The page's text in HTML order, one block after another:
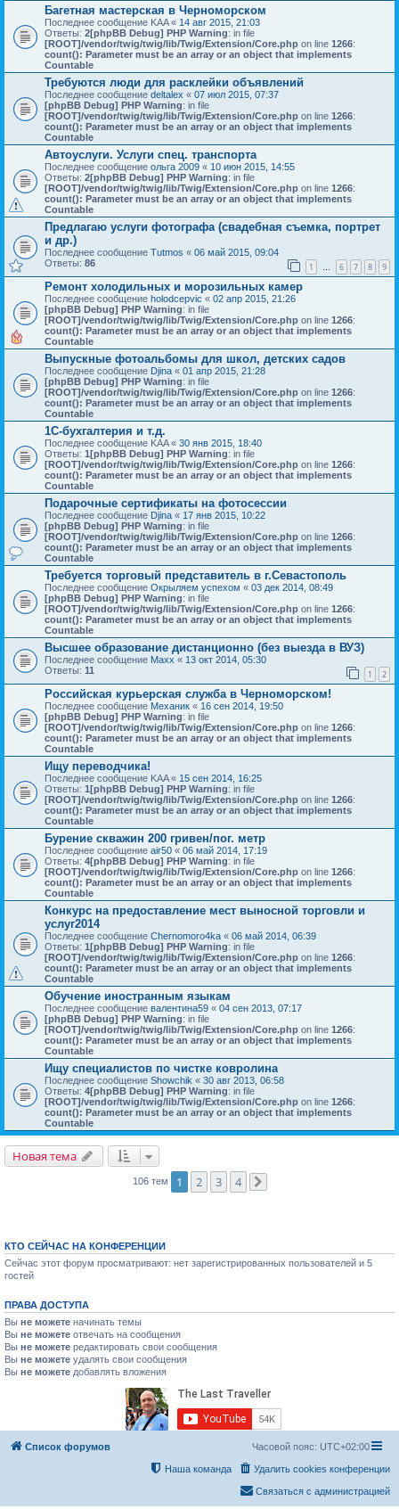
Багетная мастерская в Черноморском
Последнее сообщение KAA« 14 авг 2015, 21:03
Ответы: 2[phpBB Debug] PHP Warning: in file
[ROOT]/vendor/twig/twig/lib/Twig/Extension/Core.php on line 1266:
count(): Parameter must be an array or an object that implements
Countable
Требуются люди для расклейки объявлений
Последнее сообщение deltalex « 07 июл 2015, 07:37
[phpBB Debug] PHP Warning: in file
[ROOT]/vendor/twig/twig/lib/Twig/Extension/Core.php on line 1266:
count(): Parameter must be an array or an object that implements
Countable
Автоуслуги. Услуги спец. транспорта
Последнее сообщение ольга 2009 « 10 июн 2015, 14:55
Ответы: 2[phpBB Debug] PHP Warning: in file
[ROOT]/vendor/twig/twig/lib/Twig/Extension/Core.php on line 1266:
count(): Parameter must be an array or an object that implements
Countable
Предлагаю услуги фотографа (свадебная съемка, портрет
и др.)
Последнее сообщение Tutmos « 06 май 2015, 09:04
Ответы: 86 1 … 6 7 8 9
Ремонт холодильных и морозильных камер
Последнее сообщение holodcepvic « 02 апр 2015, 21:26
[phpBB Debug] PHP Warning: in file
[ROOT]/vendor/twig/twig/lib/Twig/Extension/Core.php on line 1266:
count(): Parameter must be an array or an object that implements
Countable
Выпускные фотоальбомы для школ, детских садов
Последнее сообщение Djina « 01 апр 2015, 21:28
[phpBB Debug] PHP Warning: in file
[ROOT]/vendor/twig/twig/lib/Twig/Extension/Core.php on line 1266:
count(): Parameter must be an array or an object that implements
Countable
1С-бухгалтерия и т.д.
Последнее сообщение KAA« 30 янв 2015, 18:40
Ответы: 1[phpBB Debug] PHP Warning: in file
[ROOT]/vendor/twig/twig/lib/Twig/Extension/Core.php on line 1266:
count(): Parameter must be an array or an object that implements
Countable
Подарочные сертификаты на фотосессии
Последнее сообщение Djina « 17 янв 2015, 10:22
[phpBB Debug] PHP Warning: in file
[ROOT]/vendor/twig/twig/lib/Twig/Extension/Core.php on line 1266:
count(): Parameter must be an array or an object that implements
Countable
Требуется торговый представитель в г.Севастополь
Последнее сообщение Окрыляем успехом « 03 дек 2014, 08:49
[phpBB Debug] PHP Warning: in file
[ROOT]/vendor/twig/twig/lib/Twig/Extension/Core.php on line 1266:
count(): Parameter must be an array or an object that implements
Countable
Высшее образование дистанционно (без выезда в ВУЗ)
Последнее сообщение Maxx « 13 окт 2014, 05:30
Ответы: 11 1 2
Российская курьерская служба в Черноморском!
Последнее сообщение Механик « 16 сен 2014, 19:50
[phpBB Debug] PHP Warning: in file
[ROOT]/vendor/twig/twig/lib/Twig/Extension/Core.php on line 1266:
count(): Parameter must be an array or an object that implements
Countable
Ищу переводчика!
Последнее сообщение KAA« 15 сен 2014, 16:25
Ответы: 1 [phpBB Debug] PHP Warning: in file
[ROOT]/vendor/twig/twig/lib/Twig/Extension/Core.php on line 1266:
count(): Parameter must be an array or an object that implements
Countable
Бурение скважин 200 гривен/пог. метр
Последнее сообщение air50 « 06 май 2014, 17:19
Ответы: 4[phpBB Debug] PHP Warning: in file
[ROOT]/vendor/twig/twig/lib/Twig/Extension/Core.php on line 1266:
count(): Parameter must be an array or an object that implements
Countable
Конкурс на предоставление мест выносной торговли и
услуг2014
Последнее сообщение Chernomoro4ka « 06 май 2014, 06:39
Ответы: 1 [phpBB Debug] PHP Warning: in file
[ROOT]/vendor/twig/twig/lib/Twig/Extension/Core.php on line 1266:
count(): Parameter must be an array or an object that implements
Countable
Обучение иностранным языкам
Последнее сообщение валентина59 « 04 сен 2013, 07:17
[phpBB Debug] PHP Warning: in file
[ROOT]/vendor/twig/twig/lib/Twig/Extension/Core.php on line 1266:
count(): Parameter must be an array or an object that implements
Countable
Ищу специалистов по чистке ковролина
Последнее сообщение Showchik « 30 авг 2013, 06:58
Ответы: 4[phpBB Debug] PHP Warning: in file
[ROOT]/vendor/twig/twig/lib/Twig/Extension/Core.php on line 1266:
count(): Parameter must be an array or an object that implements
Countable
Новая тема
106 тем 1 2 3 4
КТО СЕЙЧАС НА КОНФЕРЕНЦИИ
Сейчас этот форум просматривают: нет зарегистрированных пользователей и 5
гостей
ПРАВА ДОСТУПА
Вы не можете начинать темы
Вы не можете отвечать на сообщения
Вы не можете редактировать свои сообщения
Вы не можете удалять свои сообщения
Вы не можете добавлять вложения
Список форумов Часовой пояс: UTC+02:00
Удалить cookies конференции
Наша команда
Связаться с администрацией